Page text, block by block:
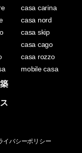
casa carina
casa nord
casa skip
casa cago
casa rozzo
mobile casa
イバシーポリシー